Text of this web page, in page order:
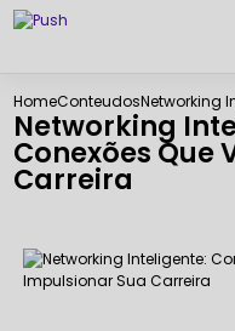
HomeConteudosNetworking
Networking
Conexões Que
Carreira